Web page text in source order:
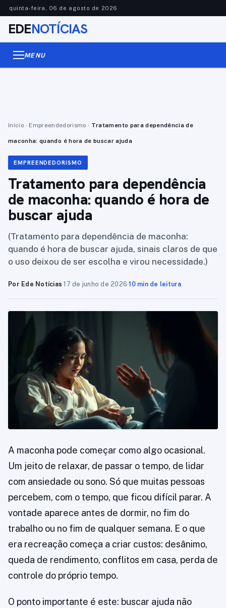
quinta-feira, 06 de agosto de 2026
EDENOTÍCIAS
MENU
Início › Empreendedorismo › Tratamento para dependência de
maconha: quando é hora de buscar ajuda
EMPREENDEDORISMO
Tratamento para dependência
de maconha: quando é hora de
buscar ajuda
(Tratamento para dependência de maconha:
quando é hora de buscar ajuda, sinais claros de que
o uso deixou de ser escolha e virou necessidade.)
Por Ede Notícias·17 de junho de 2026·10 min de leitura
A maconha pode começar como algo ocasional.
Um jeito de relaxar, de passar o tempo, de lidar
com ansiedade ou sono. Só que muitas pessoas
percebem, com o tempo, que ficou difícil parar. A
vontade aparece antes de dormir, no fim do
trabalho ou no fim de qualquer semana. E o que
era recreação começa a criar custos: desânimo,
queda de rendimento, conflitos em casa, perda de
controle do próprio tempo.
O ponto importante é este: buscar ajuda não